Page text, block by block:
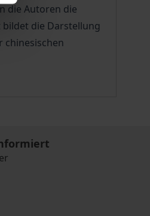
die Autoren die
bildet die Darstellung
chinesischen